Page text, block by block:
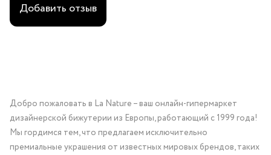
Добавить отзыв
Добро пожаловать в La Nature – ваш онлайн-гипермаркет
дизайнерской бижутерии из Европы, работающий с 1999 года!
Мы гордимся тем, что предлагаем исключительно
премиальные украшения от известных мировых брендов, таких